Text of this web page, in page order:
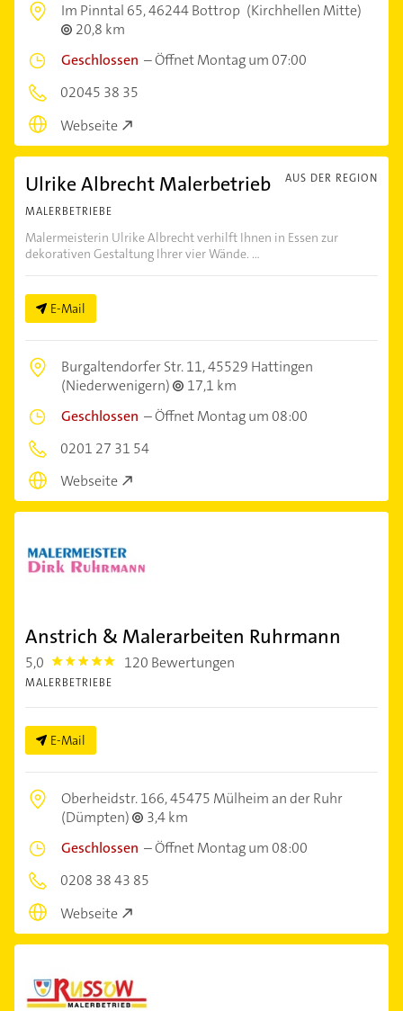
Im Pinntal 65,46244 Bottrop (Kirchhellen Mitte)
20,8 km
Geschlossen –Öffnet Montag um 07:00
02045 38 35
Webseite
AUS DER REGION
Ulrike Albrecht Malerbetrieb
MALERBETRIEBE
Malermeisterin Ulrike Albrecht verhilft Ihnen in Essen zur
dekorativen Gestaltung Ihrer vier Wände. ...
E-Mail
Burgaltendorfer Str. 11,45529 Hattingen
(Niederwenigern)
17,1 km
Geschlossen –Öffnet Montag um 08:00
0201 27 31 54
Webseite
Anstrich & Malerarbeiten Ruhrmann
5,0 5.0 120 Bewertungen
MALERBETRIEBE
E-Mail
Oberheidstr. 166,45475 Mülheim an der Ruhr
(Dümpten)
3,4 km
Geschlossen –Öffnet Montag um 08:00
0208 38 43 85
Webseite